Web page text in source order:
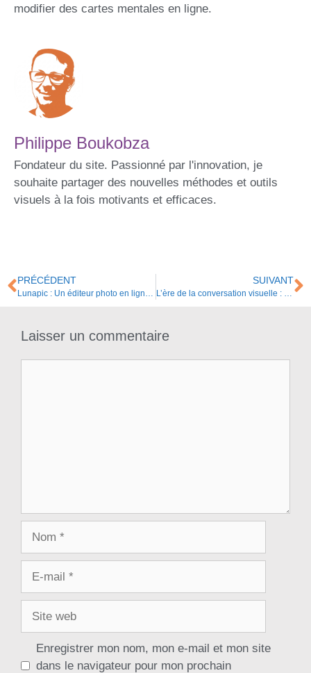
Philippe Boukobza
Fondateur du site. Passionné par l'innovation, je
souhaite partager des nouvelles méthodes et outils
visuels à la fois motivants et efficaces.
modifier des cartes mentales en ligne.
PRÉCÉDENT
Lunapic : Un éditeur photo en ligne polyvalent ouvert à la créativité
SUIVANT
L’ère de la conversation visuelle : Pixtral, l’IA Open Source qui comprend vos cartes mentales sur papier
Laisser un commentaire
Enregistrer mon nom, mon e-mail et mon site
dans le navigateur pour mon prochain